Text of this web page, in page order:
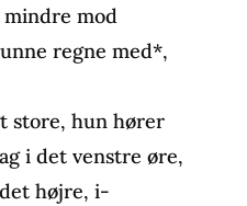
mod
regne med*,
store, hun hører
i det venstre øre,
højre, i-